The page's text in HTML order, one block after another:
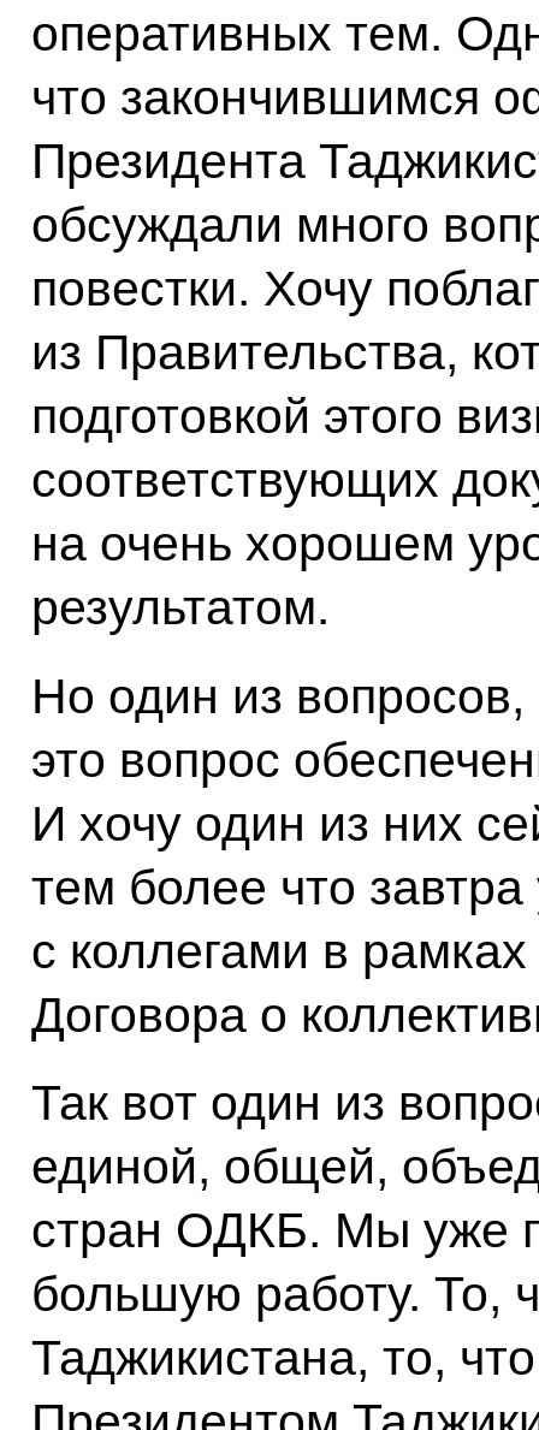
оперативных тем.
что закончившимся
Президента
обсуждали много
повестки. Хочу
из Правительства,
подготовкой этого
соответствующих
на очень хорошем
результатом.
Но один из
это вопрос
И хочу один из них
тем более что
с коллегами в
Договора о
Так вот один из
единой, общей,
стран ОДКБ. Мы уже
большую работу. То,
Таджикистана, то,